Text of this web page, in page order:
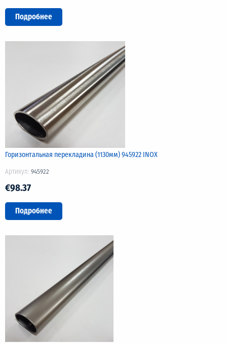
Подробнее
Горизонтальная перекладина (1130мм) 945922 INOX
Артикул: 945922
€98.37
Подробнее